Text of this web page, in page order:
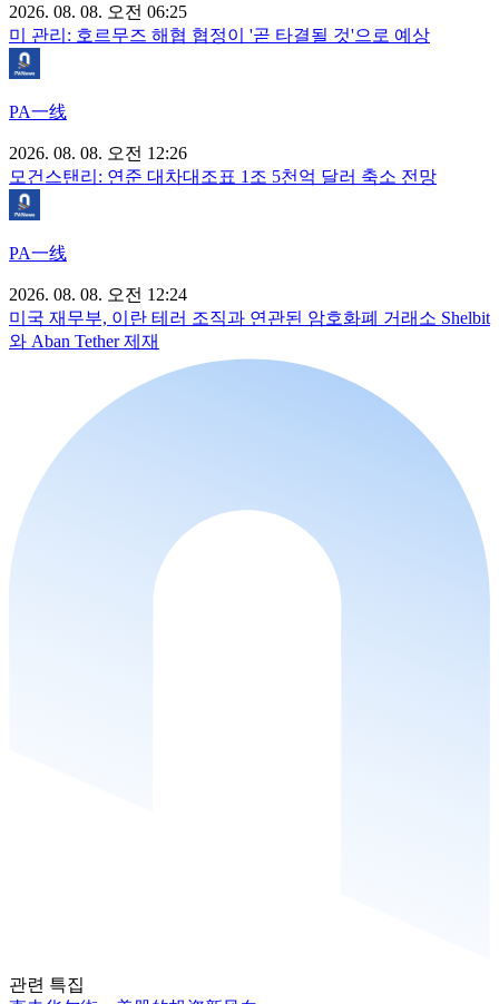
2026. 08. 08. 오전 06:25
미 관리: 호르무즈 해협 협정이 '곧 타결될 것'으로 예상
PA一线
2026. 08. 08. 오전 12:26
모건스탠리: 연준 대차대조표 1조 5천억 달러 축소 전망
PA一线
2026. 08. 08. 오전 12:24
미국 재무부, 이란 테러 조직과 연관된 암호화폐 거래소 Shelbit
와 Aban Tether 제재
관련 특집